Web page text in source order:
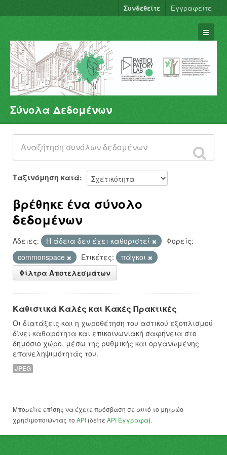
Συνδεθείτε Εγγραφείτε
Σύνολα Δεδομένων
Φορείς
Ομάδες
Σχετικά
Σύνολα Δεδομένων
Ταξινόμηση κατά
βρέθηκε ένα σύνολο
δεδομένων
Άδειες: Η άδεια δεν έχει καθοριστεί
Φορείς:
commonspace
Ετικέτες:
πάγκοι
Φίλτρα Αποτελεσμάτων
Καθιστικά Καλές και Κακές Πρακτικές
Οι διατάξεις και η χωροθέτηση του αστικού εξοπλισμού
δίνει καθαρότητα και επικοινωνιακή σαφήνεια στο
δημόσιο χώρο, μέσω της ρυθμικής και οργανωμένης
επανεληψιμότητάς του.
JPEG
Μπορείτε επίσης να έχετε πρόσβαση σε αυτό το μητρώο
χρησιμοποιώντας το API (δείτε API Έγγραφα).